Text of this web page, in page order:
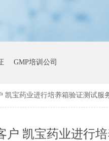
GMP培训公司
凯宝药业进行培养箱验证测试服
户 凯宝药业进行